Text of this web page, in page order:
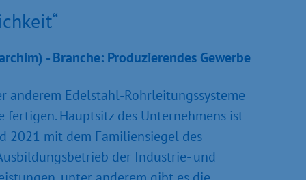
- Branche: Produzierendes Gewerbe
Edelstahl-Rohrleitungssysteme
Hauptsitz des Unternehmens ist
2021 mit dem Familiensiegel des
der Industrie- und